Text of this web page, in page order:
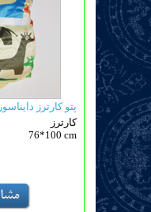
پتو کارترز دایناسور
کارترز
76*100 cm